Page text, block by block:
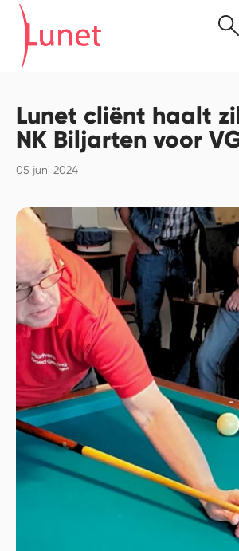
Lunet cliënt haalt
NK Biljarten voor
05 juni 2024